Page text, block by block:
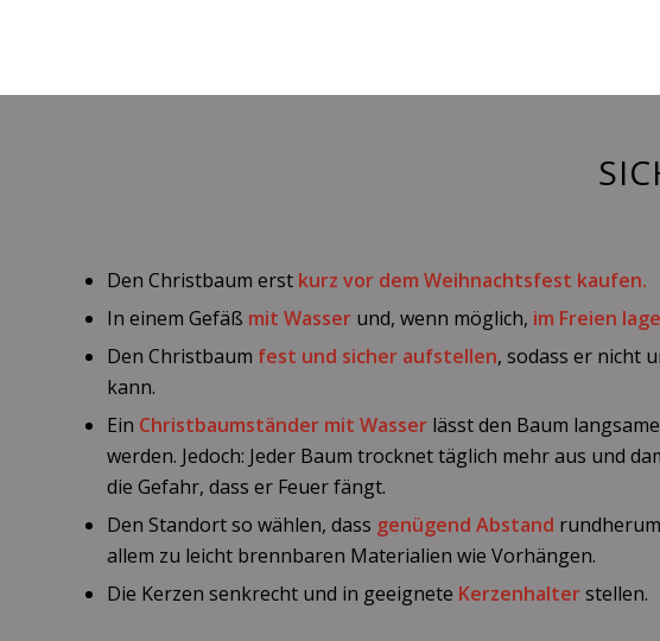
Den Christbaum erst kurz vor dem Weihnachtsfest kaufen.
In einem Gefäß mit Wasser und, wenn möglich, im Freien
Den Christbaum fest und sicher aufstellen, sodass er nicht
kann.
Ein Christbaumständer mit Wasser lässt den Baum
werden. Jedoch: Jeder Baum trocknet täglich mehr aus und
die Gefahr, dass er Feuer fängt.
Den Standort so wählen, dass genügend Abstand
allem zu leicht brennbaren Materialien wie Vorhängen.
Die Kerzen senkrecht und in geeignete Kerzenhalterstellen.